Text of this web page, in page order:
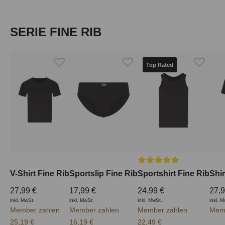
Produktgalerie überspringen
SERIE FINE RIB
V-Shirt Fine Rib
27,99 €
inkl. MwSt.
Member zahlen
25,19 €
Sportslip Fine Rib
17,99 €
inkl. MwSt.
Member zahlen
16,19 €
Top Rated
Durchschnittliche
Sportshirt Fine Rib
24,99 €
inkl. MwSt.
Member zahlen
22,49 €
inkl.